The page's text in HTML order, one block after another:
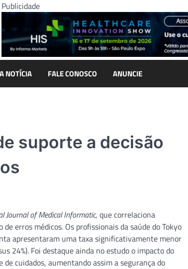
Publicidade
NOTÍCIA FALE CONOSCO ANUNCIE
suporte a decisão
Journal of Medical Informatic, que correlaciona
erros médicos. Os profissionais da saúde do Tokyo
apresentaram uma taxa significativamente menor
24%). Foi destaque ainda no estudo o impacto do
cuidados, aumentando assim a segurança do